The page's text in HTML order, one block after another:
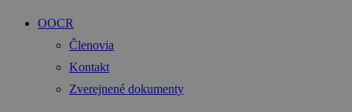
OOCR
Členovia
Kontakt
Zverejnené dokumenty